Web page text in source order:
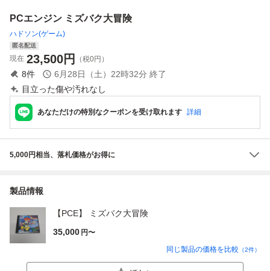
PCエンジン ミズバク大冒険
ハドソン(ゲーム)
匿名配送
現在 23,500円 （税0円）
8件 6月28日（土）22時32分 終了
目立った傷や汚れなし
あなただけの特別なクーポンを受け取れます 詳細
5,000円相当、落札価格がお得に
製品情報
【PCE】 ミズバク大冒険
35,000 円〜
同じ製品の価格を比較 （2件）